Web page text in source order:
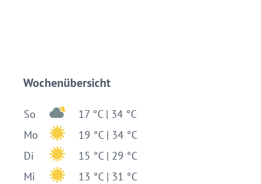
Wochenübersicht
So
17 °C | 34 °C
Mo
19 °C | 34 °C
Di
15 °C | 29 °C
Mi
13 °C | 31 °C